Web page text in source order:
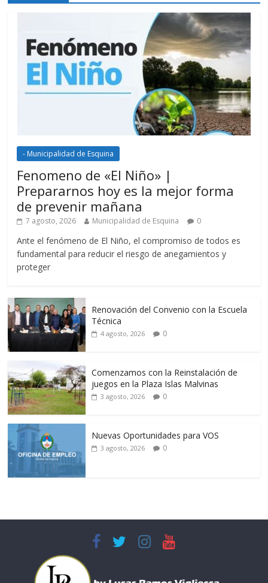
- Municipalidad de Esquina
Fenomeno de «El Niño» |
Prepararnos hoy es la mejor forma
de prevenir mañana
7 agosto, 2026 Municipalidad de Esquina 0
Ante el fenómeno de El Niño, el compromiso de todos es
fundamental para reducir el riesgo de anegamientos y
proteger
Renovación del Convenio con la Escuela
Técnica
4 agosto, 2026 0
Comenzamos con la Reinstalación de
juegos en la Plaza Islas Malvinas
3 agosto, 2026 0
Nuevas Oportunidades para VOS
3 agosto, 2026 0